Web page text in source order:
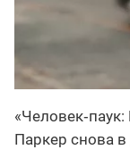
Паркер снова в